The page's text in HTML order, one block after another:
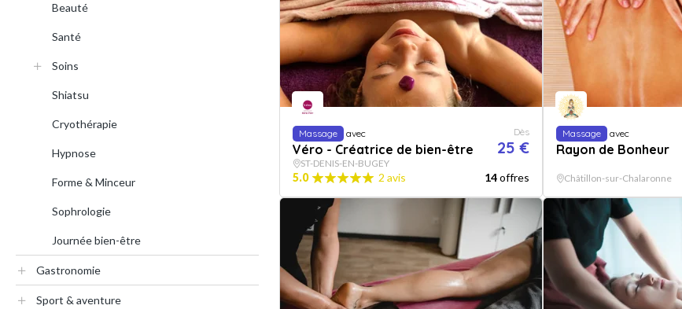
Beauté
Santé
Soins
Shiatsu
Cryothérapie
Hypnose
Forme & Minceur
Sophrologie
Journée bien-être
Gastronomie
Sport & aventure
Massage avec
Véro - Créatrice de bien-être
Dès
25 €
ST-DENIS-EN-BUGEY
5.0 2 avis 14offres
Massage avec
Rayon de Bonheur
Châtillon-sur-Chalaronne